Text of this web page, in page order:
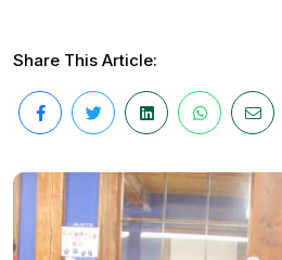
Share This Article: